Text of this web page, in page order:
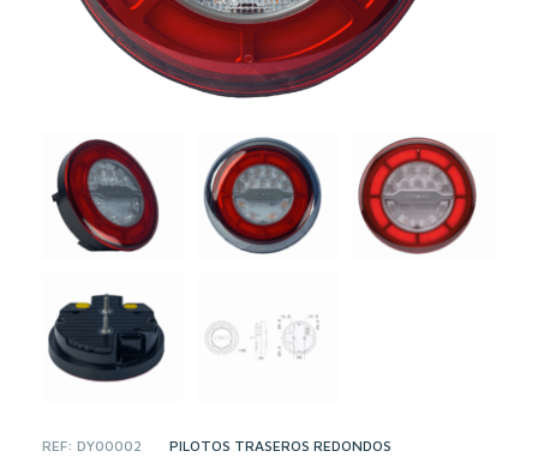
REF:DY00002
CATEGORY:PILOTOS TRASEROS REDONDOS